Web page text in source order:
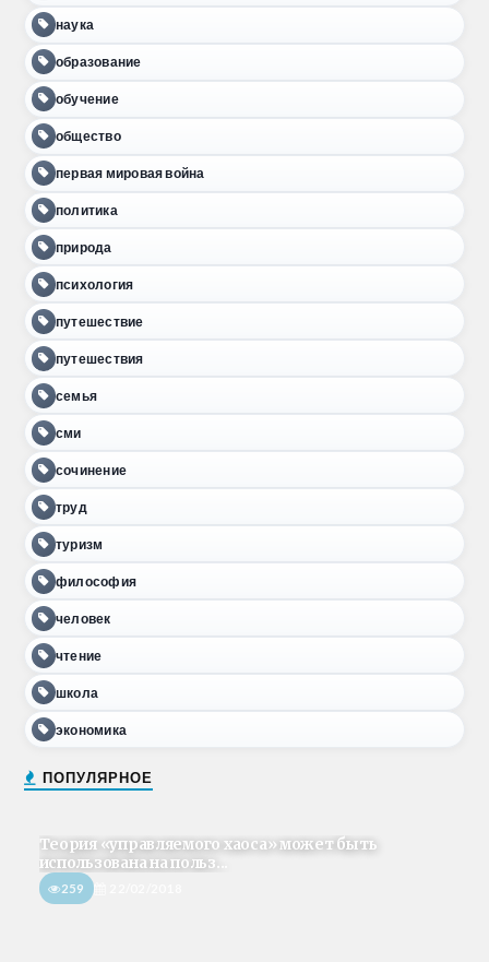
наука
образование
обучение
общество
первая мировая война
политика
природа
психология
путешествие
путешествия
семья
сми
сочинение
труд
туризм
философия
человек
чтение
школа
экономика
ПОПУЛЯРНОЕ
Теория «управляемого хаоса» может быть
использована на польз...
259